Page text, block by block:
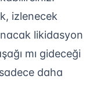
izlenecek
likidasyon
mı gideceği
daha